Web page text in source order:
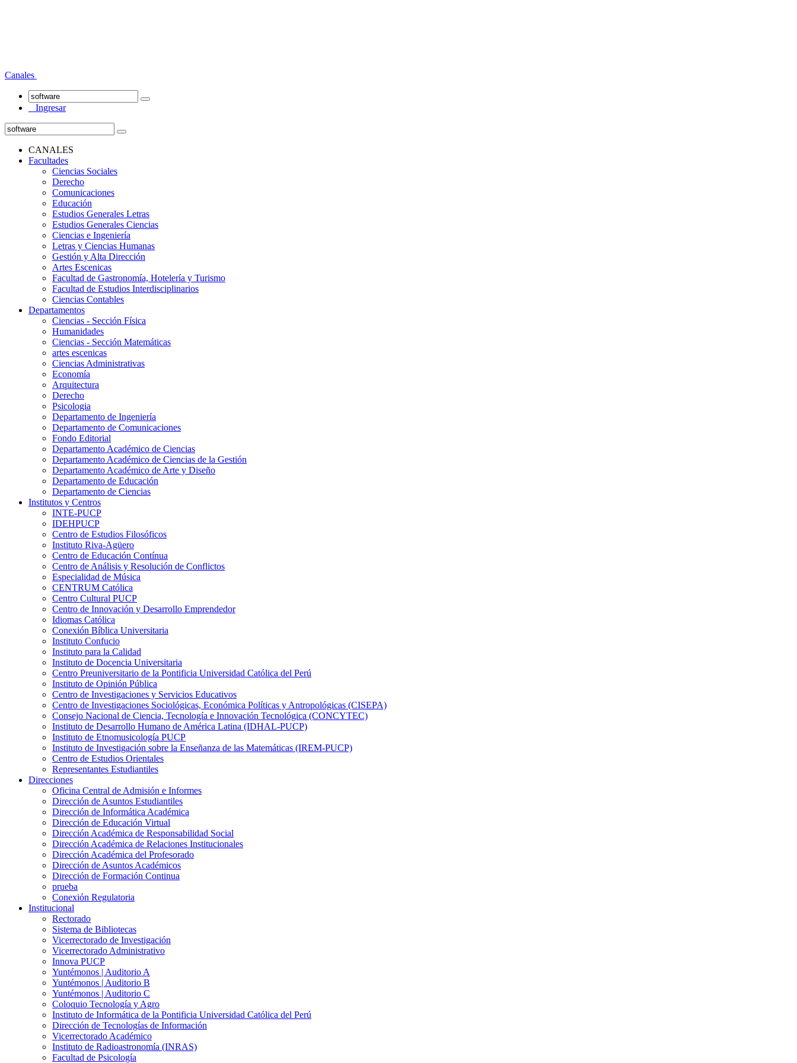
Canales
Ingresar
CANALES
Facultades
Ciencias Sociales
Derecho
Comunicaciones
Educación
Estudios Generales Letras
Estudios Generales Ciencias
Ciencias e Ingeniería
Letras y Ciencias Humanas
Gestión y Alta Dirección
Artes Escenicas
Facultad de Gastronomía, Hotelería y Turismo
Facultad de Estudios Interdisciplinarios
Ciencias Contables
Departamentos
Ciencias - Sección Física
Humanidades
Ciencias - Sección Matemáticas
artes escenicas
Ciencias Administrativas
Economía
Arquitectura
Derecho
Psicologia
Departamento de Ingeniería
Departamento de Comunicaciones
Fondo Editorial
Departamento Académico de Ciencias
Departamento Académico de Ciencias de la Gestión
Departamento Académico de Arte y Diseño
Departamento de Educación
Departamento de Ciencias
Institutos y Centros
INTE-PUCP
IDEHPUCP
Centro de Estudios Filosóficos
Instituto Riva-Agüero
Centro de Educación Contínua
Centro de Análisis y Resolución de Conflictos
Especialidad de Música
CENTRUM Católica
Centro Cultural PUCP
Centro de Innovación y Desarrollo Emprendedor
Idiomas Católica
Conexión Bíblica Universitaria
Instituto Confucio
Instituto para la Calidad
Instituto de Docencia Universitaria
Centro Preuniversitario de la Pontificia Universidad Católica del Perú
Instituto de Opinión Pública
Centro de Investigaciones y Servicios Educativos
Centro de Investigaciones Sociológicas, Económica Políticas y Antropológicas (CISEPA)
Consejo Nacional de Ciencia, Tecnología e Innovación Tecnológica (CONCYTEC)
Instituto de Desarrollo Humano de América Latina (IDHAL-PUCP)
Instituto de Etnomusicología PUCP
Instituto de Investigación sobre la Enseñanza de las Matemáticas (IREM-PUCP)
Centro de Estudios Orientales
Representantes Estudiantiles
Direcciones
Oficina Central de Admisión e Informes
Dirección de Asuntos Estudiantiles
Dirección de Informática Académica
Dirección de Educación Virtual
Dirección Académica de Responsabilidad Social
Dirección Académica de Relaciones Institucionales
Dirección Académica del Profesorado
Dirección de Asuntos Académicos
Dirección de Formación Continua
prueba
Conexión Regulatoria
Institucional
Rectorado
Sistema de Bibliotecas
Vicerrectorado de Investigación
Vicerrectorado Administrativo
Innova PUCP
Yuntémonos | Auditorio A
Yuntémonos | Auditorio B
Yuntémonos | Auditorio C
Coloquio Tecnología y Agro
Instituto de Informática de la Pontificia Universidad Católica del Perú
Dirección de Tecnologías de Información
Vicerrectorado Académico
Instituto de Radioastronomía (INRAS)
Facultad de Psicología